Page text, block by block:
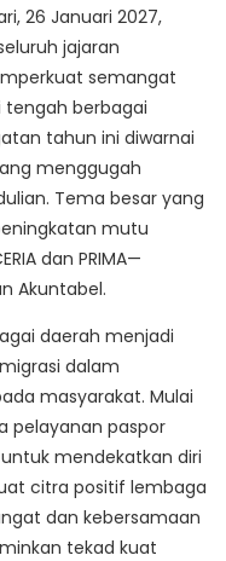
26 Januari 2027,
jajaran
semangat
tengah berbagai
tahun ini diwarnai
menggugah
Tema besar yang
mutu
dan PRIMA—
Akuntabel.
daerah menjadi
dalam
masyarakat. Mulai
pelayanan paspor
mendekatkan diri
citra positif lembaga
dan kebersamaan
tekad kuat